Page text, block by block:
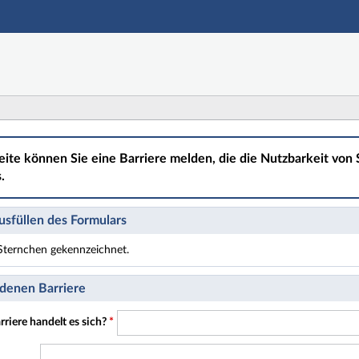
Hauptnavigation
können Sie eine Barriere melden, die die Nutzbarkeit von
des Formulars
gekennzeichnet.
Pflichtfelder.
Barriere
handelt es sich? *